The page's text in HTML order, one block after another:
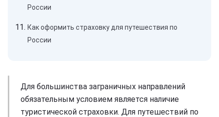
России
Как оформить страховку для путешествия по
России
Для большинства заграничных направлений
обязательным условием является наличие
туристической страховки. Для путешествий по